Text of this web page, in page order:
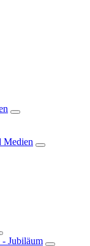
Medien
Jubiläum